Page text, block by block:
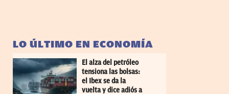
LO ÚLTIMO EN ECONOMÍA
El alza del petróleo
tensiona las bolsas:
el Ibex se da la
vuelta y dice adiós a